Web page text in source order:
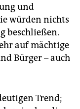
und
würden nichts
beschließen.
auf mächtige
Bürger – auch
Trend;